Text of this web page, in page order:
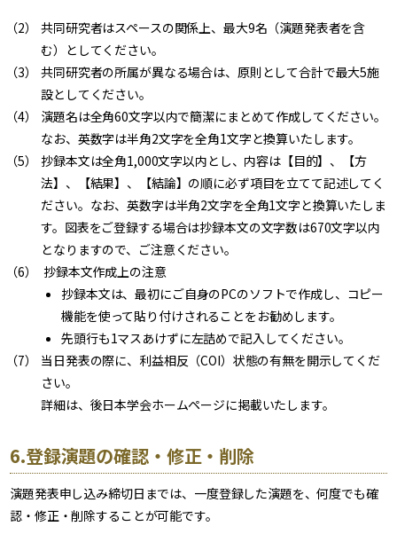
共同研究者はスペースの関係上、最大9名（演題発表者を含
む）としてください。
共同研究者の所属が異なる場合は、原則として合計で最大5施
設としてください。
演題名は全角60文字以内で簡潔にまとめて作成してください。
なお、英数字は半角2文字を全角1文字と換算いたします。
抄録本文は全角1,000文字以内とし、内容は【目的】、【方
法】、【結果】、【結論】の順に必ず項目を立てて記述してく
ださい。なお、英数字は半角2文字を全角1文字と換算いたしま
す。図表をご登録する場合は抄録本文の文字数は670文字以内
となりますので、ご注意ください。
抄録本文作成上の注意
抄録本文は、最初にご自身のPCのソフトで作成し、コピー
機能を使って貼り付けされることをお勧めします。
先頭行も1マスあけずに左詰めで記入してください。
当日発表の際に、利益相反（COI）状態の有無を開示してくだ
さい。
詳細は、後日本学会ホームページに掲載いたします。
6.登録演題の確認・修正・削除
演題発表申し込み締切日までは、一度登録した演題を、何度でも確
認・修正・削除することが可能です。